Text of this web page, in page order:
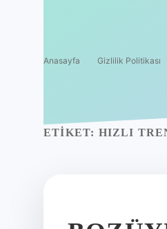
Anasayfa Gizlilik Politikası
ETIKET: HIZLI